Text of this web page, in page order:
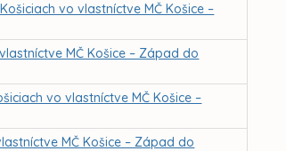
vo vlastníctve MČ Košice –
MČ Košice – Západ do
vo vlastníctve MČ Košice –
MČ Košice – Západ do